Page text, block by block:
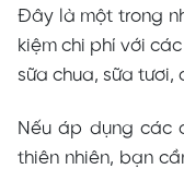
Đây là một trong
kiệm chi phí với
sữa chua, sữa tươi,
Nếu áp dụng các
thiên nhiên, bạn